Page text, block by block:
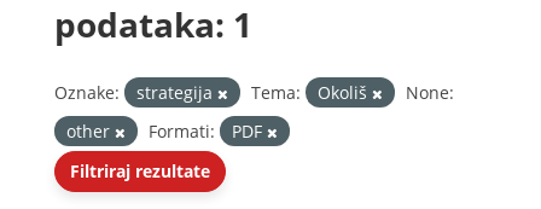
podataka: 1
Oznake: strategija Tema: Okoliš
None:
other
Formati:
PDF
Filtriraj rezultate